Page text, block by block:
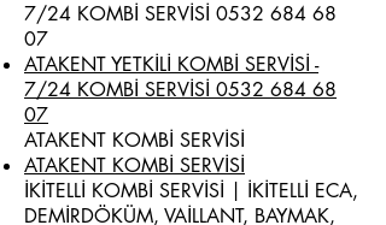
7/24 KOMBİ SERVİSİ 0532 684 68
07
ATAKENT YETKİLİ KOMBİ SERVİSİ -
7/24 KOMBİ SERVİSİ 0532 684 68
07
ATAKENT KOMBİ SERVİSİ
ATAKENT KOMBİ SERVİSİ
İKİTELLİ KOMBİ SERVİSİ | İKİTELLİ ECA,
DEMİRDÖKÜM, VAİLLANT, BAYMAK,